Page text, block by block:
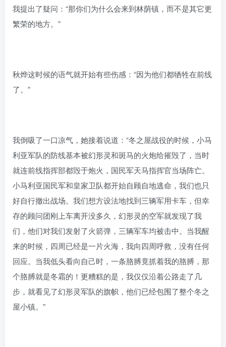
我提出了疑问：“那你们为什么会来到林荫镇，而不是其它更
繁荣的地方。”
秋烨这时候的语气就开始有些伤感：“因为他们都牺牲在前线
了。”
我倒吸了一口凉气，她接着说道：“冬之屋战役的时候，小马
利亚军队的防线基本被幻形灵和斑马的火炮给摧毁了，当时
就连前线指挥部都毁于炮火，国民军天马指挥官当场阵亡。
小马利亚国民军和皇家卫队都开始自顾自地逃命，我们也只
好自行撤出战场。我们想方设法地找到三辆军用卡车，但幸
存的顾问团刚上车离开没多久，幻形灵的空军就发现了我
们，他们对我们发射了火箭弹，三辆军车均被击中。当我醒
来的时候，四周已经是一片火海，我向四周呼救，没有任何
回应。当我低头看向自己时，一条胳膊竟抓着我的胳膊，那
个胳膊就是冬霜的！更糟糕的是，我仅仅沿着公路走了几
步，就看见了幻形灵军队的旗帜，他们已经包围了整个冬之
屋小镇。”